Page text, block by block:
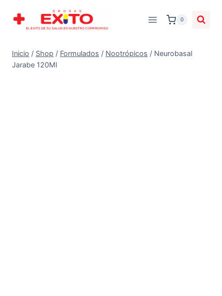
0
Inicio / Shop / Formulados / Nootrópicos / Neurobasal
Jarabe 120Ml